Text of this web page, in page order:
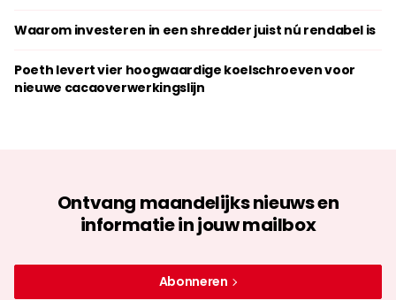
Waarom investeren in een shredder juist nú rendabel is
Poeth levert vier hoogwaardige koelschroeven voor
nieuwe cacaoverwerkingslijn
Ontvang maandelijks nieuws en
informatie in jouw mailbox
Abonneren